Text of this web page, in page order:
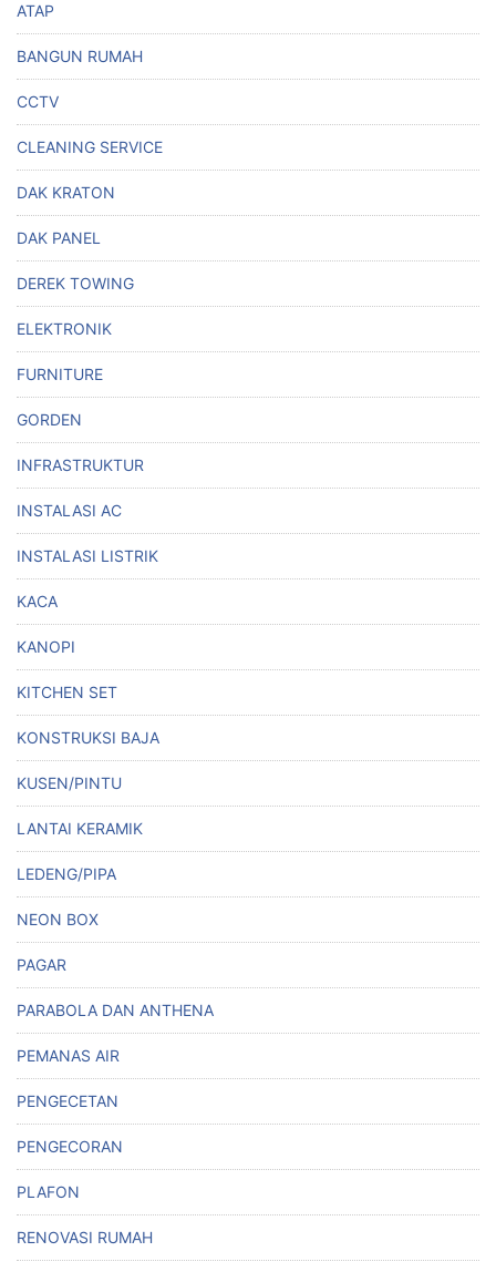
ATAP
BANGUN RUMAH
CCTV
CLEANING SERVICE
DAK KRATON
DAK PANEL
DEREK TOWING
ELEKTRONIK
FURNITURE
GORDEN
INFRASTRUKTUR
INSTALASI AC
INSTALASI LISTRIK
KACA
KANOPI
KITCHEN SET
KONSTRUKSI BAJA
KUSEN/PINTU
LANTAI KERAMIK
LEDENG/PIPA
NEON BOX
PAGAR
PARABOLA DAN ANTHENA
PEMANAS AIR
PENGECETAN
PENGECORAN
PLAFON
RENOVASI RUMAH